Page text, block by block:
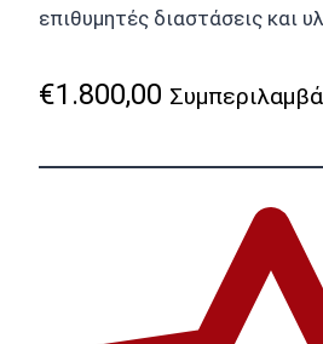
επιθυμητές διαστάσεις και
€1.800,00